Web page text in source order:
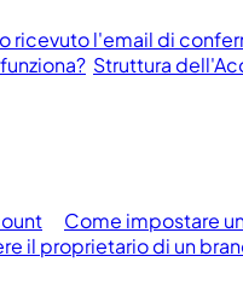
ricevuto l'email di
Struttura
Come impostare
il proprietario di un